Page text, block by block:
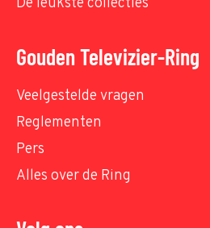
Gouden Televizier-Ring
Veelgestelde vragen
Reglementen
Pers
Alles over de Ring